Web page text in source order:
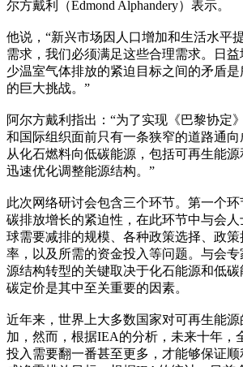
尔方戴利（Edmond Alphandery）表示。
他说，“新兴市场因人口增加和生活水平
需求，我们必须满足这些合理需求。日
少温室气体排放的紧迫目标之间的矛盾
的巨大挑战。”
阿尔方戴利指出：“为了实现《巴黎协定
和国际组织面前只有一条狭窄的道路通
从化石燃料向低碳能源，包括可再生能源
迅速优化调整能源结构。”
此次网络研讨会包含三个环节。第一个
碳排放增长的紧迫性，在此环节中与会
球需要减排的规模、各种政策选择、政
率，以及所需的资金投入等问题。与会
源结构转型的关键取决于化石能源和低
碳定价是其中至关重要的因素。
近年来，世界上大多数国家对可再生能
加，然而，根据IEA的分析，未来十年，
投入需要翻一番甚至更多，才能够保证